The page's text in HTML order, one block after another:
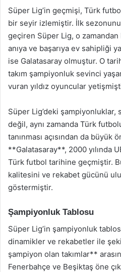
Süper Lig’in geçmişi, Türk
bir seyir izlemiştir. İlk
geçiren Süper Lig, o
anıya ve başarıya ev sahipliği
ise Galatasaray olmuştur. O
takım şampiyonluk sevinci
vuran yıldız oyuncular
Süper Lig’deki şampiyonluklar,
değil, aynı zamanda Türk
tanınması açısından da büyük
**Galatasaray**, 2000 yılında
Türk futbol tarihine geçmiştir.
kalitesini ve rekabet gücünü
göstermiştir.
Şampiyonluk Tablosu
Süper Lig’in şampiyonluk
dinamikler ve rekabetler ile
şampiyon olan takımlar**
Fenerbahçe ve Beşiktaş öne